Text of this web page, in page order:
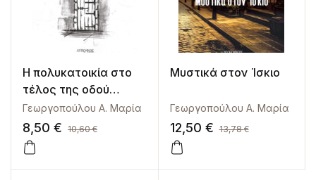
Η πολυκατοικία στο
τέλος της οδού
Στυγός
Γεωργοπούλου Α. Μαρία
8,50 € 10,60€
Μυστικά στον Ίσκιο
Γεωργοπούλου Α. Μαρία
12,50 € 13,78€